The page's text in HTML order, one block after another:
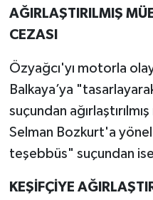
AĞIRLAŞTIRILMIŞ
CEZASI
Özyağcı'yı motorla
Balkaya’ya
suçundan
Selman Bozkurt'a
teşebbüs" suçundan
KEŞİFÇİYE